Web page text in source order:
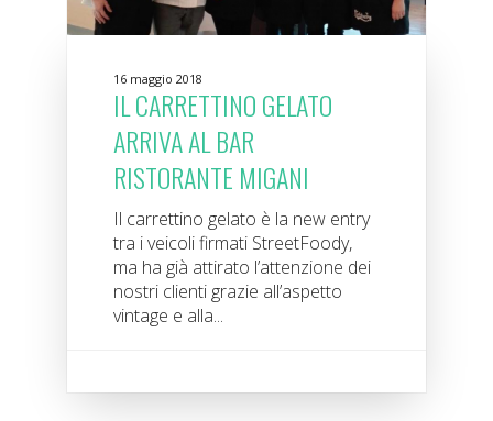
16 maggio 2018
IL CARRETTINO GELATO
ARRIVA AL BAR
RISTORANTE MIGANI
Il carrettino gelato è la new entry
tra i veicoli firmati StreetFoody,
ma ha già attirato l’attenzione dei
nostri clienti grazie all’aspetto
vintage e alla...